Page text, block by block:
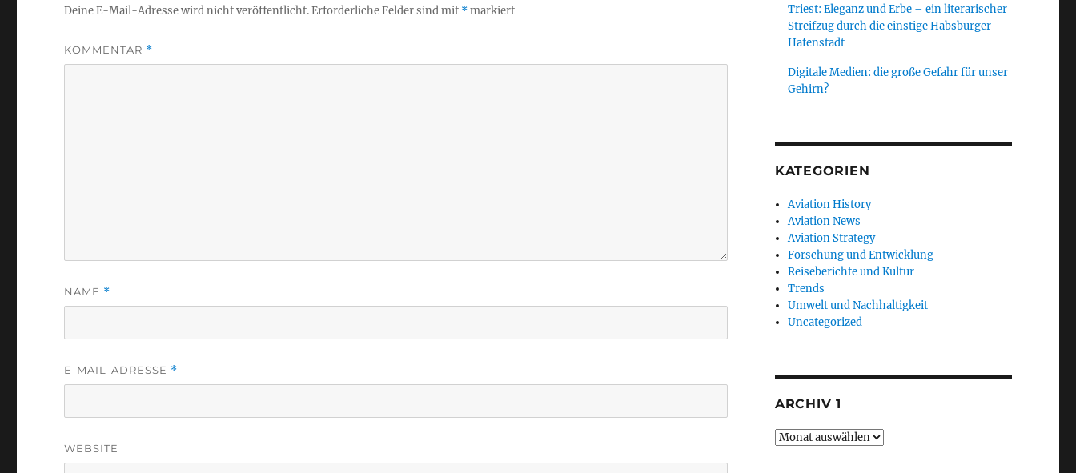
Deine E-Mail-Adresse wird nicht veröffentlicht.Erforderliche Felder sind mit *markiert
KOMMENTAR *
NAME *
E-MAIL-ADRESSE *
WEBSITE
Triest: Eleganz und Erbe – ein literarischer
Streifzug durch die einstige Habsburger
Hafenstadt
Digitale Medien: die große Gefahr für unser
Gehirn?
KATEGORIEN
Aviation History
Aviation News
Aviation Strategy
Forschung und Entwicklung
Reiseberichte und Kultur
Trends
Umwelt und Nachhaltigkeit
Uncategorized
ARCHIV 1
Archiv